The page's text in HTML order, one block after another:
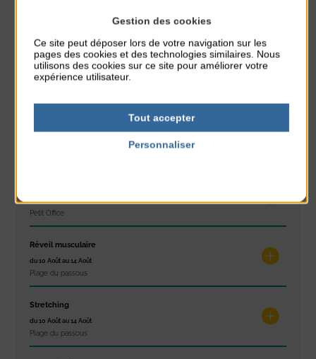
Glisse & Environnement
du 9 Août au 9 Août
du 10 Août au 16 Août
Petit Office
Réveil musculaire
du 10 Août au 14 Août
Plage du passous
Stretching
du 10 Août au 14 Août
Plage du passous
Gestion des cookies
Ce site peut déposer lors de votre navigation sur les
pages des cookies et des technologies similaires. Nous
utilisons des cookies sur ce site pour améliorer votre
expérience utilisateur.
Tout accepter
Personnaliser